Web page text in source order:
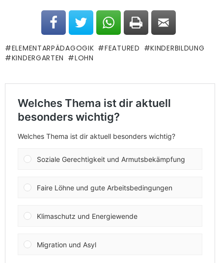
ELEMENTARPÄDAGOGIK FEATURED
KINDERBILDUNG
KINDERGARTEN
LOHN